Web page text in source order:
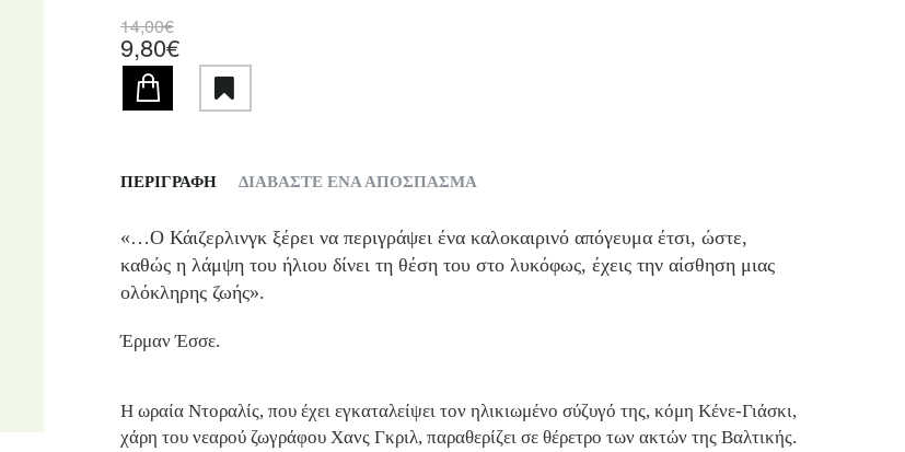
9,80€
14,00€
ΠΕΡΙΓΡΑΦΗ ΔΙΑΒΑΣΤΕ ΕΝΑ ΑΠΟΣΠΑΣΜΑ
«…Ο Κάιζερλινγκ ξέρει να περιγράψει ένα καλοκαιρινό απόγευμα έτσι, ώστε,
καθώς η λάμψη του ήλιου δίνει τη θέση του στο λυκόφως, έχεις την αίσθηση μιας
ολόκληρης ζωής».
Έρμαν Έσσε.
Η ωραία Ντοραλίς, που έχει εγκαταλείψει τον ηλικιωμένο σύζυγό της, κόμη Κένε-Γιάσκι,
χάρη του νεαρού ζωγράφου Χανς Γκριλ, παραθερίζει σε θέρετρο των ακτών της Βαλτικής.